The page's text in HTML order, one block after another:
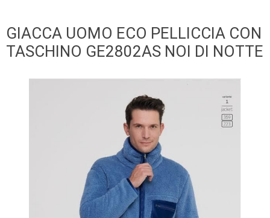
CUCINA
INTIMO
GIACCA UOMO ECO PELLICCIA CON
TASCHINO GE2802AS NOI DI NOTTE